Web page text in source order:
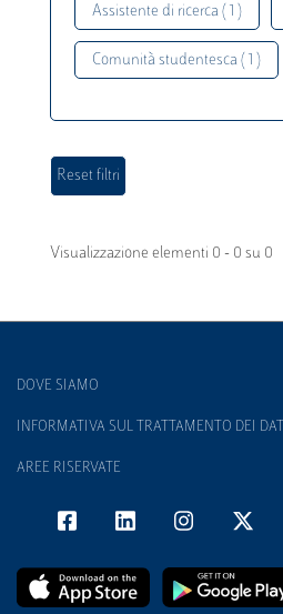
Assistente di ricerca ( 1 )
Comunità studentesca ( 1 )
Visualizzazione elementi 0 - 0 su 0
DOVE SIAMO
INFORMATIVA SUL TRATTAMENTO DEI DATI
AREE RISERVATE